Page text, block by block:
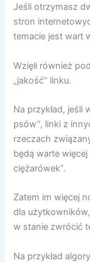
Jeśli otrzymasz
stron
temacie jest wart
Wzięli również
„jakość” linku.
Na przykład, jeśli
psów”, linki z
rzeczach
będą warte
ciężarówek”.
Zatem im więcej
dla
w stanie zwrócić
Na przykład